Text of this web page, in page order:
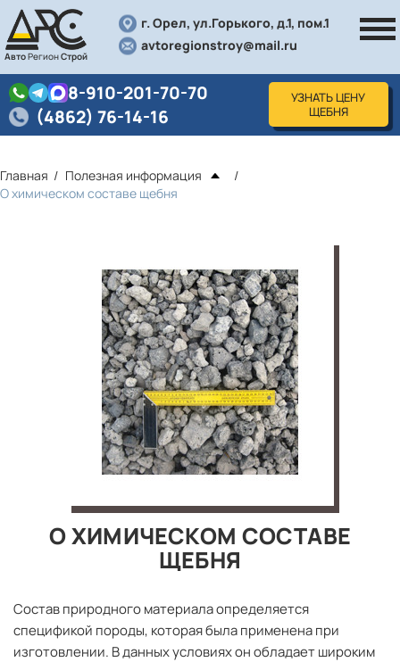
АвтоРегионСтрой
г. Орел, ул.Горького, д.1, пом.1
avtoregionstroy@mail.ru
8-910-201-70-70
(4862) 76-14-16
УЗНАТЬ ЦЕНУ
ЩЕБНЯ
Главная
Полезная информация
О химическом составе щебня
О ХИМИЧЕСКОМ СОСТАВЕ
ЩЕБНЯ
Состав природного материала определяется
спецификой породы, которая была применена при
изготовлении. В данных условиях он обладает широким